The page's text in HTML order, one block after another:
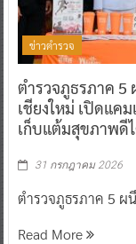
ข่าวตำรวจ
ตำรวจภูธรภาค 5
เชียงใหม่ เปิดแค
เก็บแต้มสุขภาพดี
31 กรกฎาคม 2026
ตำรวจภูธรภาค 5 ผ
Read More